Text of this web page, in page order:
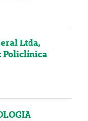
Ltda,
Policlínica